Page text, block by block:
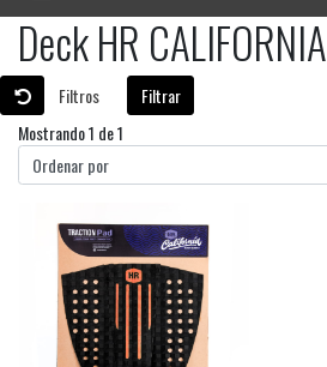
Deck HR CALIFORNIA
Filtros
Filtrar
Mostrando 1 de 1